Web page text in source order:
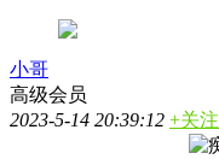
小哥
高级会员
2023-5-14 20:39:12 +关注